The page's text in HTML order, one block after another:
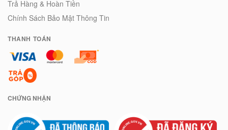
Trả Hàng & Hoàn Tiền
Chính Sách Bảo Mật Thông Tin
THANH TOÁN
CHỨNG NHẬN